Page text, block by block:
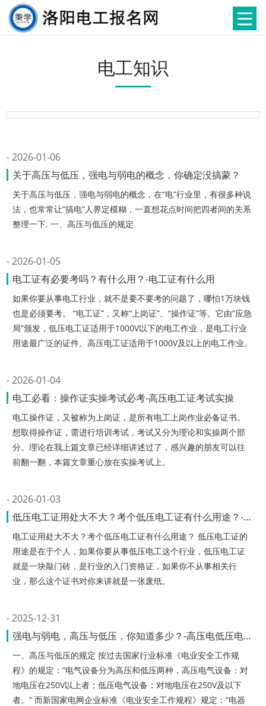
电工知识
2026-01-06
关于高压与低压，强电与弱电的概念，你确定没搞蒙？
关于高压与低压，强电与弱电的概念，在“电”行业里，有很多种说
法，也常常让“搞电”人界定模糊，一直想花点时间把四者间的关系
整理一下. 一、高压与低压的规定
2026-01-05
电工证有必要考吗？有什么用？-电工证有什么用
如果你要从事电工行业，就不是要不要考的问题了，哪怕1万块钱
也是必须要考。 “电工证”，又称“上岗证”、“操作证”等。它由“应急
局”颁发，低压电工证适用于1000V以下的电工作业，是电工行业
用途最广泛的证件。高压电工证适用于1000V及以上的电工作业。
2026-01-04
电工必看：操作证实操考试必考-高压电工证考试实操
电工操作证，又被称为上岗证，是所有电工上岗作业必备证书。
想取得操作证，需进行培训考试，考试又分为理论和实操两个部
分。理论在我上篇文章已经详细讲述过了，感兴趣的朋友可以往
前翻一翻，本篇文章重心放在实操考试上。
2026-01-03
低压电工证用处大不大？考个低压电工证有什么用途？-电工证有什么用
电工证用处大不大？考个低压电工证有什么用途？ 低压电工证的
用途是在于个人，如果你要从事低压电工这个行业，低压电工证
就是一块敲门砖，是行业的入门资格证，如果你不从事相关行
业，那么这个证书对你来讲就是一张废纸。
2025-12-31
强电与弱电，高压与低压，你知道多少？-高压电低压电的标准是多少
一、高压与低压的规定 按过去国家行业标准《电业安全工作规
程》的规定：“电气设备分为高压和低压两种，高压电气设备：对
地电压在250V以上者；低压电气设备：对地电压在250V及以下
者。” 而新国家电网企业标准《电业安全工作规程》规定：“电器